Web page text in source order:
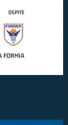
OSPITE
FORMIA